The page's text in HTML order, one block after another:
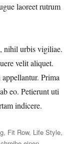
laoreet rutrum
nihil urbis vigiliae.
velit aliquet.
Prima
eo. Petierunt uti
indicere.
, Fit Row, Life Style,